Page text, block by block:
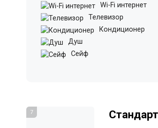
Wi-Fi интернет
Телевизор
Кондиционер
Душ
Сейф
7 Стандарт